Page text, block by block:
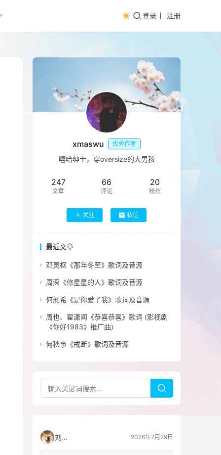
登录 注册
xmaswu 优秀作者
嘻哈绅士，穿oversize的大男孩
247
文章
66
评论
20
粉丝
关注 私信
最近文章
邓灵枢《那年冬至》歌词及音源
周深《修星星的人》歌词及音源
何昶希《是你爱了我》歌词及音源
周也、翟潇闻《恭喜恭喜》歌词 (影视剧
《你好1983》推广曲)
何秋亊《戒断》歌词及音源
刘看山 2026年7月29日